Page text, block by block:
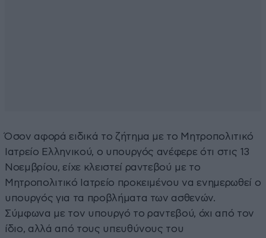
Όσον αφορά ειδικά το ζήτημα με το Μητροπολιτικό
Ιατρείο Ελληνικού, ο υπουργός ανέφερε ότι στις 13
Νοεμβρίου, είχε κλειστεί ραντεβού με το
Μητροπολιτικό Ιατρείο προκειμένου να ενημερωθεί ο
υπουργός για τα προβλήματα των ασθενών.
Σύμφωνα με τον υπουργό το ραντεβού, όχι από τον
ίδιο, αλλά από τους υπευθύνους του